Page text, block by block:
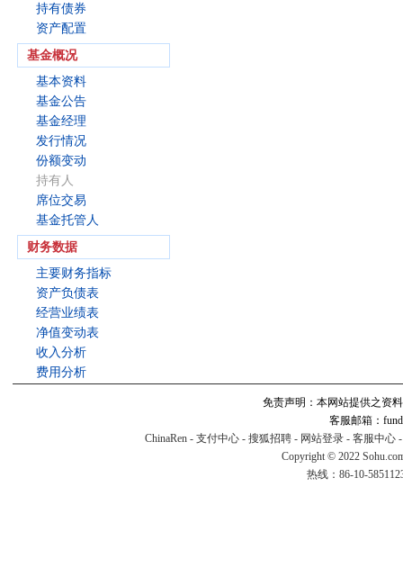
持有债券
资产配置
基金概况
基本资料
基金公告
基金经理
发行情况
份额变动
持有人
席位交易
基金托管人
财务数据
主要财务指标
资产负债表
经营业绩表
净值变动表
收入分析
费用分析
免责声明：本网站提供之资
客服邮箱：
ChinaRen - 支付中心 - 搜狐招聘 - 网站登录 - 客服中心
Copyright © 2022
热线：86-10-